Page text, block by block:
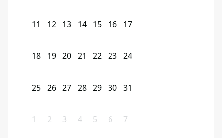
11 12 13 14 15 16 17
18 19 20 21 22 23 24
25 26 27 28 29 30 31
1 2 3 4 5 6 7